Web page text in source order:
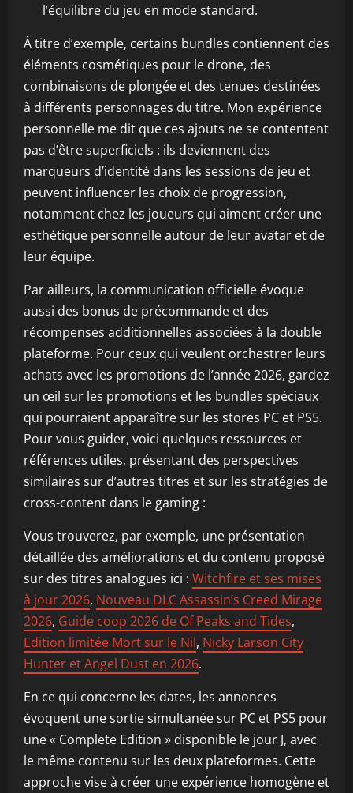
l’équilibre du jeu en mode standard.
À titre d’exemple, certains bundles contiennent des
éléments cosmétiques pour le drone, des
combinaisons de plongée et des tenues destinées
à différents personnages du titre. Mon expérience
personnelle me dit que ces ajouts ne se contentent
pas d’être superficiels : ils deviennent des
marqueurs d’identité dans les sessions de jeu et
peuvent influencer les choix de progression,
notamment chez les joueurs qui aiment créer une
esthétique personnelle autour de leur avatar et de
leur équipe.
Par ailleurs, la communication officielle évoque
aussi des bonus de précommande et des
récompenses additionnelles associées à la double
plateforme. Pour ceux qui veulent orchestrer leurs
achats avec les promotions de l’année 2026, gardez
un œil sur les promotions et les bundles spéciaux
qui pourraient apparaître sur les stores PC et PS5.
Pour vous guider, voici quelques ressources et
références utiles, présentant des perspectives
similaires sur d’autres titres et sur les stratégies de
cross-content dans le gaming :
Vous trouverez, par exemple, une présentation
détaillée des améliorations et du contenu proposé
sur des titres analogues ici : Witchfire et ses mises
à jour 2026, Nouveau DLC Assassin’s Creed Mirage
2026, Guide coop 2026 de Of Peaks and Tides,
Edition limitée Mort sur le Nil, Nicky Larson City
Hunter et Angel Dust en 2026.
En ce qui concerne les dates, les annonces
évoquent une sortie simultanée sur PC et PS5 pour
une « Complete Edition » disponible le jour J, avec
le même contenu sur les deux plateformes. Cette
approche vise à créer une expérience homogène et